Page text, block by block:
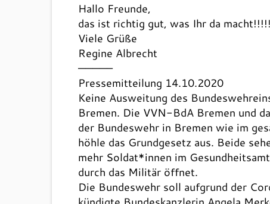
Hallo Freunde,
das ist richtig gut, was Ihr da
Viele Grüße
Regine Albrecht
————–
Pressemitteilung 14.10.2020
Keine Ausweitung des
Bremen. Die VVN-BdA Bremen und
der Bundeswehr in Bremen wie im
höhle das Grundgesetz aus. Beide
mehr Soldat*innen im
durch das Militär öffnet.
Die Bundeswehr soll aufgrund der